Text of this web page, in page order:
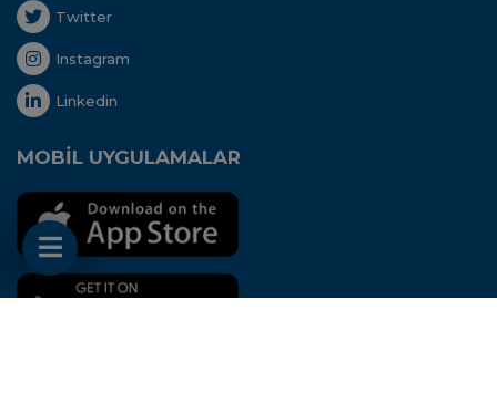
Twitter
Instagram
Linkedin
MOBİL UYGULAMALAR